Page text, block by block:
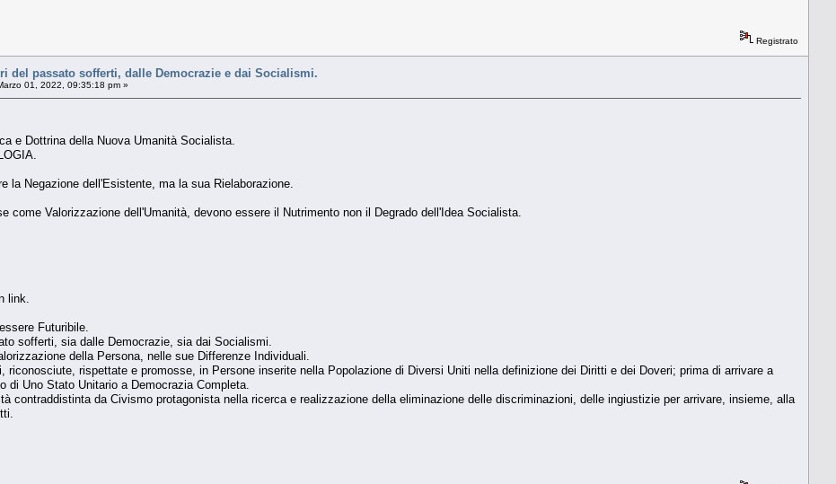
Registrato
del passato sofferti, dalle Democrazie e dai Socialismi.
01, 2022, 09:35:18 pm »
e Dottrina della Nuova Umanità Socialista.
la Negazione dell'Esistente, ma la sua Rielaborazione.
come Valorizzazione dell'Umanità, devono essere il Nutrimento non il Degrado dell'Idea Socialista.
link.
Futuribile.
sofferti, sia dalle Democrazie, sia dai Socialismi.
della Persona, nelle sue Differenze Individuali.
riconosciute, rispettate e promosse, in Persone inserite nella Popolazione di Diversi Uniti nella definizione dei Diritti e dei Doveri; prima di arrivare a
di Uno Stato Unitario a Democrazia Completa.
contraddistinta da Civismo protagonista nella ricerca e realizzazione della eliminazione delle discriminazioni, delle ingiustizie per arrivare, insieme, alla